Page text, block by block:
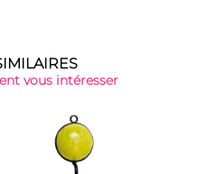
vous intéresser